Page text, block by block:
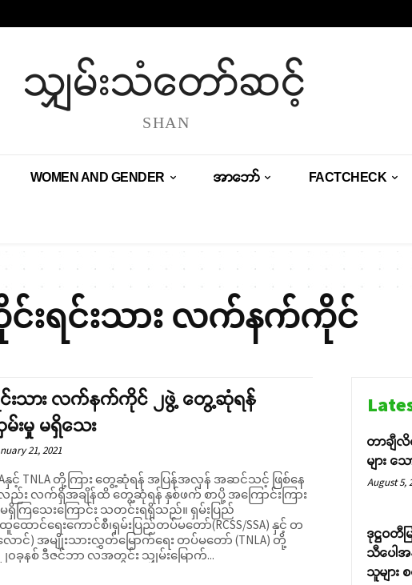
Support SHAN
support keeps our voice strong. Join us today and help create
သျှမ်းသံတော်ဆင့်
SHAN
WOMEN AND GENDER အာဘော် FACTCHECK
းရင်းသား လက်နက်ကိုင်
င်းသား လက်နက်ကိုင် ၂ဖွဲ့ တွေ့ဆုံရန်
းမှု မရှိသေး
21, 2021
နှင့် TNLA တို့ကြား တွေ့ဆုံရန် အပြန်အလှန် အဆင်သင့် ဖြစ်နေ
ည်း လက်ရှိအချိန်ထိ တွေ့ဆုံရန် နှစ်ဖက် စာပို့ အကြောင်းကြား
ရှိကြသေးကြောင်း သတင်းရရှိသည်။ ရှမ်းပြည်
ောင်ရေးကောင်စီ၊ရှမ်းပြည်တပ်မတော်(RCSS/SSA) နှင့် တ
ောင်) အမျိုးသားလွှတ်မြောက်ရေး တပ်မတော် (TNLA) တို့
ခုနစ် ဒီဇင်ဘာ လအတွင်း သျှမ်းမြောက်...
တာချီ
များ သ
August 5,
ဒုဋ္ဌဝတီ
သီပေါ
သူများ